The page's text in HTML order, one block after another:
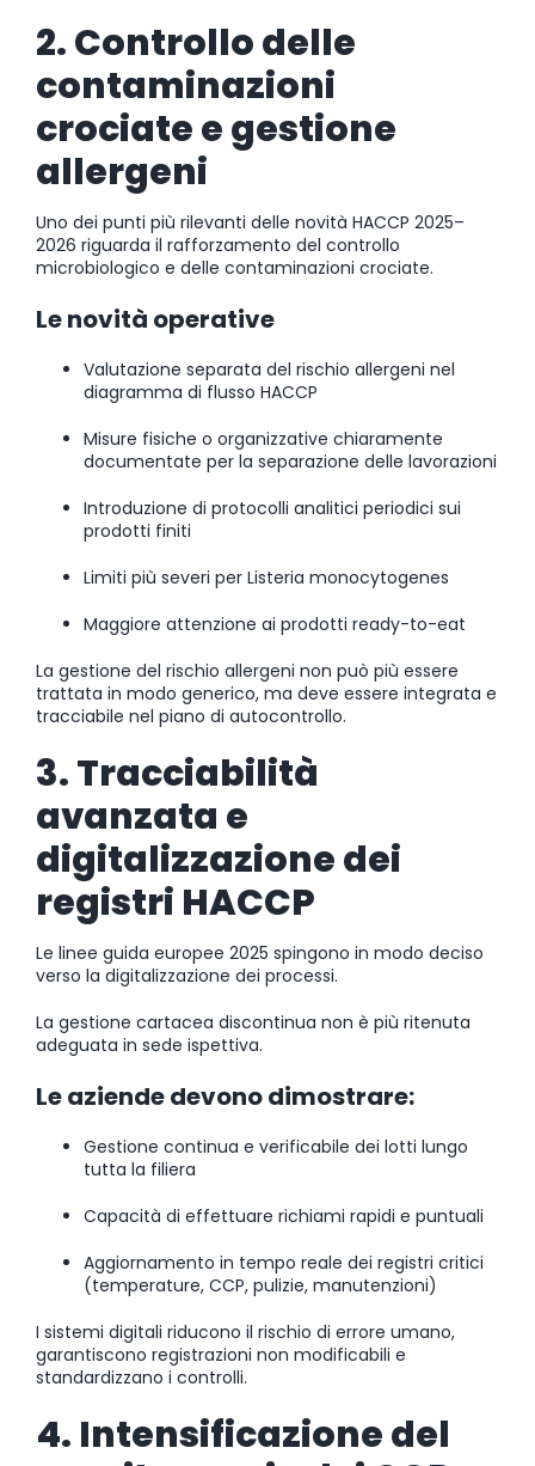
2. Controllo delle
contaminazioni
crociate e gestione
allergeni
Uno dei punti più rilevanti delle novità HACCP 2025–
2026 riguarda il rafforzamento del controllo
microbiologico e delle contaminazioni crociate.
Le novità operative
Valutazione separata del rischio allergeni nel
diagramma di flusso HACCP
Misure fisiche o organizzative chiaramente
documentate per la separazione delle lavorazioni
Introduzione di protocolli analitici periodici sui
prodotti finiti
Limiti più severi per Listeria monocytogenes
Maggiore attenzione ai prodotti ready-to-eat
La gestione del rischio allergeni non può più essere
trattata in modo generico, ma deve essere integrata e
tracciabile nel piano di autocontrollo.
3. Tracciabilità
avanzata e
digitalizzazione dei
registri HACCP
Le linee guida europee 2025 spingono in modo deciso
verso la digitalizzazione dei processi.
La gestione cartacea discontinua non è più ritenuta
adeguata in sede ispettiva.
Le aziende devono dimostrare:
Gestione continua e verificabile dei lotti lungo
tutta la filiera
Capacità di effettuare richiami rapidi e puntuali
Aggiornamento in tempo reale dei registri critici
(temperature, CCP, pulizie, manutenzioni)
I sistemi digitali riducono il rischio di errore umano,
garantiscono registrazioni non modificabili e
standardizzano i controlli.
4. Intensificazione del